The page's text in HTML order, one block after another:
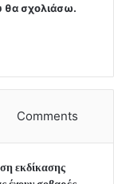
θα σχολιάσω.
Comments
εκδίκασης